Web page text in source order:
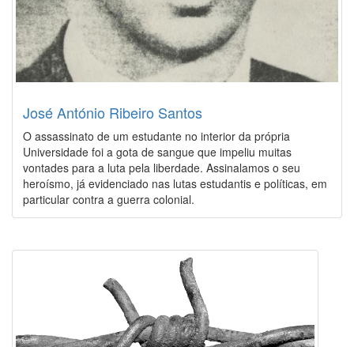
José António Ribeiro Santos
O assassinato de um estudante no interior da própria
Universidade foi a gota de sangue que impeliu muitas
vontades para a luta pela liberdade. Assinalamos o seu
heroísmo, já evidenciado nas lutas estudantis e políticas, em
particular contra a guerra colonial.